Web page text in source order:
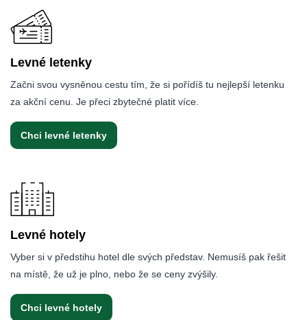
Levné letenky
Začni svou vysněnou cestu tím, že si pořídíš tu nejlepší letenku
za akční cenu. Je přeci zbytečné platit více.
Chci levné letenky
Levné hotely
Vyber si v předstihu hotel dle svých představ. Nemusíš pak řešit
na místě, že už je plno, nebo že se ceny zvýšily.
Chci levné hotely